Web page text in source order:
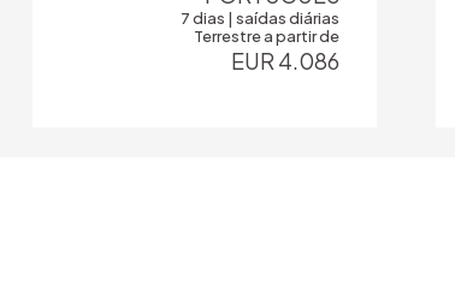
7 dias | saídas diárias
Terrestre a partir de
EUR 4.086